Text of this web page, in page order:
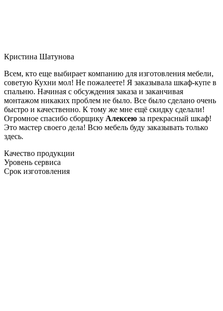
Кристина Шатунова
Всем, кто еще выбирает компанию для изготовления мебели,
советую Кухни мол! Не пожалеете! Я заказывала шкаф-купе в
спальню. Начиная с обсуждения заказа и заканчивая
монтажом никаких проблем не было. Все было сделано очень
быстро и качественно. К тому же мне ещё скидку сделали!
Огромное спасибо сборщику Алексею за прекрасный шкаф!
Это мастер своего дела! Всю мебель буду заказывать только
здесь.
Качество продукции
Уровень сервиса
Срок изготовления